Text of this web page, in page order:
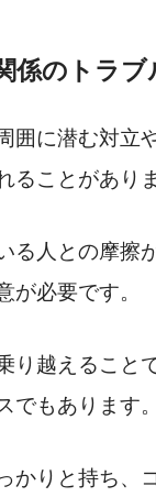
係のトラブ
囲に潜む対立
ることがありま
る人との摩擦
が必要です。
り越えること
でもあります。
かりと持ち、